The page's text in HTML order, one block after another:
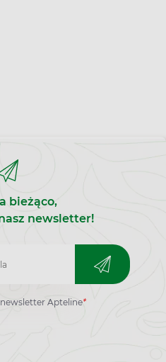
bieżąco,
newsletter!
Apteline*